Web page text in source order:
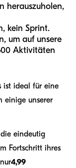
herauszuholen,
kein Sprint.
um auf unsere
Aktivitäten
ist ideal für eine
einige unserer
die eindeutig
Fortschritt ihres
4,99